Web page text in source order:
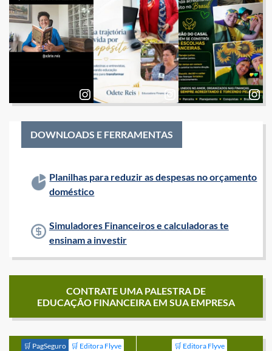
DOWNLOADS E FERRAMENTAS
Planilhas para reduzir as despesas no orçamento
doméstico
Simuladores Financeiros e calculadoras te
ensinam a investir
CONTRATE UMA PALESTRA DE
EDUCAÇÃO FINANCEIRA EM SUA EMPRESA
🛒 PagSeguro 🛒 Editora Flyve 🛒 Editora Flyve